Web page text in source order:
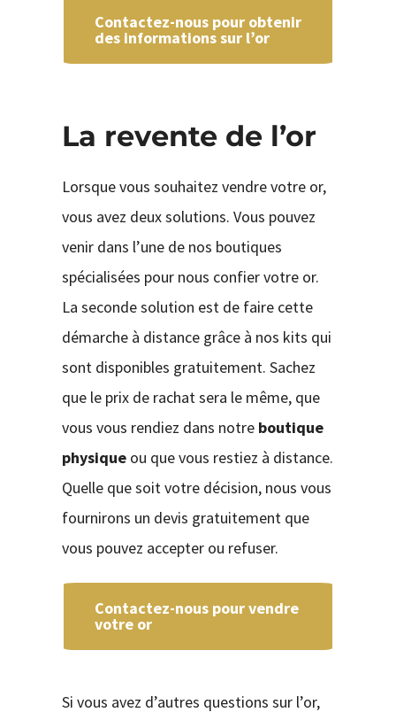
Contactez-nous pour obtenir
des informations sur l’or
La revente de l’or
Lorsque vous souhaitez vendre votre or,
vous avez deux solutions. Vous pouvez
venir dans l’une de nos boutiques
spécialisées pour nous confier votre or.
La seconde solution est de faire cette
démarche à distance grâce à nos kits qui
sont disponibles gratuitement. Sachez
que le prix de rachat sera le même, que
vous vous rendiez dans notre boutique
physiqueou que vous restiez à distance.
Quelle que soit votre décision, nous vous
fournirons un devis gratuitement que
vous pouvez accepter ou refuser.
Contactez-nous pour vendre
votre or
Si vous avez d’autres questions sur l’or,